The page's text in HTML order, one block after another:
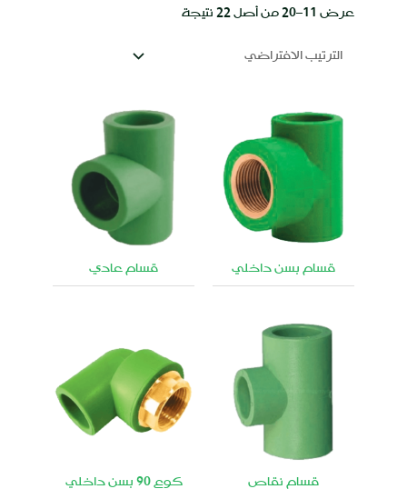
عرض 11–20 من أصل 22 نتيجة
قسام بسن داخلي قسام عادي
قسام نقاص
كوع 90 بسن داخلي